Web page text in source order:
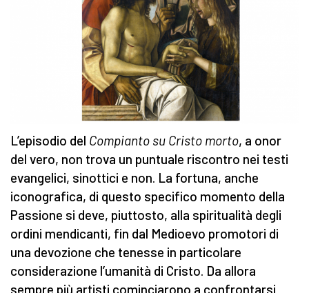
L’episodio del Compianto su Cristo morto, a onor
del vero, non trova un puntuale riscontro nei testi
evangelici, sinottici e non. La fortuna, anche
iconografica, di questo specifico momento della
Passione si deve, piuttosto, alla spiritualità degli
ordini mendicanti, fin dal Medioevo promotori di
una devozione che tenesse in particolare
considerazione l’umanità di Cristo. Da allora
sempre più artisti cominciarono a confrontarsi